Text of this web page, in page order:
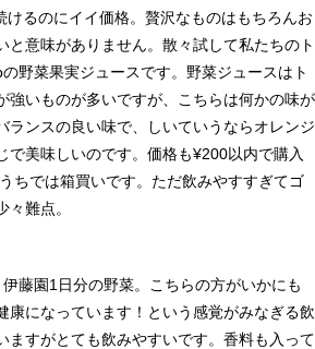
けるのにイイ価格。贅沢なものはもちろんお
と意味がありません。散々試して私たちのト
野菜果実ジュースです。野菜ジュースはト
強いものが多いですが、こちらは何かの味が
ランスの良い味で、しいていうならオレンジ
で美味しいのです。価格も¥200以内で購入
ちでは箱買いです。ただ飲みやすすぎてゴ
難点。
藤園1日分の野菜。こちらの方がいかにも
康になっています！という感覚がみなぎる飲
ますがとても飲みやすいです。香料も入って